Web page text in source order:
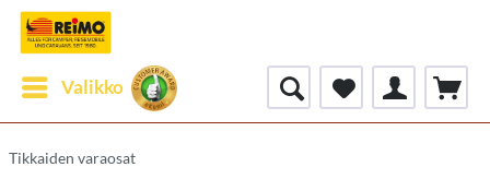
Valikko
Tikkaiden varaosat